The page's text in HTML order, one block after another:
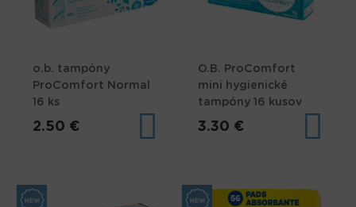
o.b. tampóny
ProComfort Normal
16 ks
2.50 €
O.B. ProComfort
mini hygienické
tampóny 16 kusov
3.30 €